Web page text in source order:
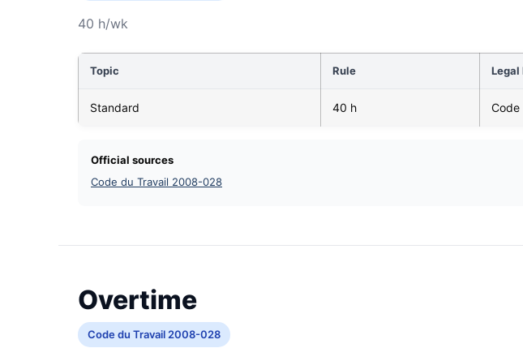
40 h/wk
Topic Rule Legal
Standard 40 h Code
Official sources
Code du Travail 2008-028
Overtime
Code du Travail 2008-028